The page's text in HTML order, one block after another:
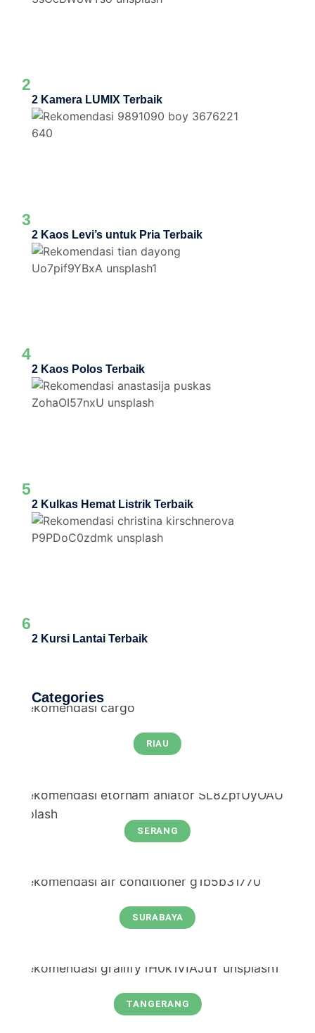
2
2 Kamera LUMIX Terbaik
3
2 Kaos Levi’s untuk Pria Terbaik
4
2 Kaos Polos Terbaik
5
2 Kulkas Hemat Listrik Terbaik
6
2 Kursi Lantai Terbaik
Categories
RIAU
SERANG
SURABAYA
TANGERANG